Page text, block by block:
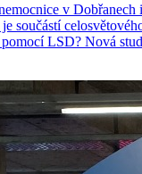
v Dobřanech
součástí
LSD? Nová